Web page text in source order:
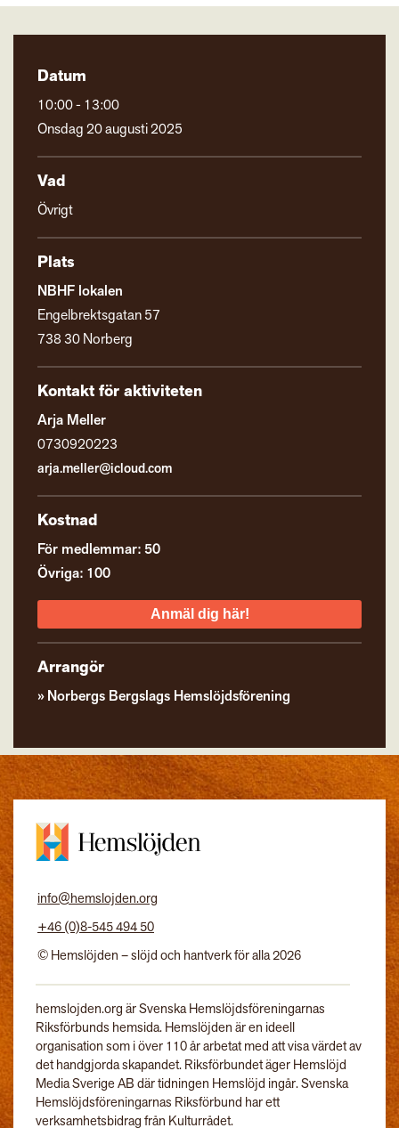
Datum
10:00 - 13:00
Onsdag 20 augusti 2025
Vad
Övrigt
Plats
NBHF lokalen
Engelbrektsgatan 57
738 30 Norberg
Kontakt för aktiviteten
Arja Meller
0730920223
arja.meller@icloud.com
Kostnad
För medlemmar: 50
Övriga: 100
Anmäl dig här!
Arrangör
Norbergs Bergslags Hemslöjdsförening
info@hemslojden.org
+46 (0)8-545 494 50
© Hemslöjden – slöjd och hantverk för alla 2026
hemslojden.org är Svenska Hemslöjdsföreningarnas
Riksförbunds hemsida. Hemslöjden är en ideell
organisation som i över 110 år arbetat med att visa värdet av
det handgjorda skapandet. Riksförbundet äger Hemslöjd
Media Sverige AB där tidningen Hemslöjd ingår. Svenska
Hemslöjdsföreningarnas Riksförbund har ett
verksamhetsbidrag från Kulturrådet.